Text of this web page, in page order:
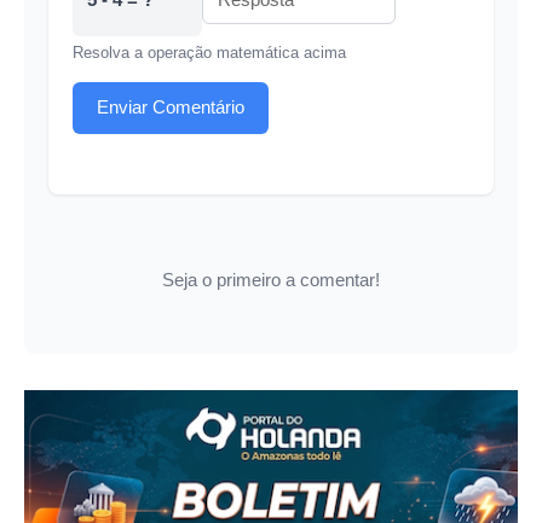
Resolva a operação matemática acima
Enviar Comentário
Seja o primeiro a comentar!